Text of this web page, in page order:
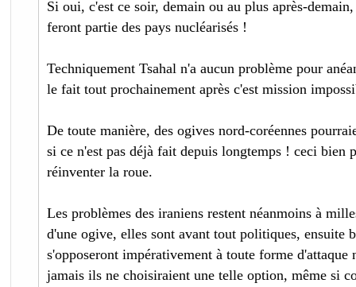
Si oui, c'est ce soir, demain ou au plus après-
feront partie des pays nucléarisés !
Techniquement Tsahal n'a aucun problème pour
le fait tout prochainement après c'est mission
De toute manière, des ogives nord-coréennes
si ce n'est pas déjà fait depuis longtemps ! ceci bien
réinventer la roue.
Les problèmes des iraniens restent néanmoins à
d'une ogive, elles sont avant tout politiques, ensuite
s'opposeront impérativement à toute forme d'attaque
jamais ils ne choisiraient une telle option, même si